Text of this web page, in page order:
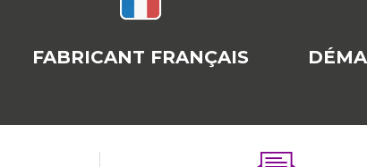
FABRICANT FRANÇAIS